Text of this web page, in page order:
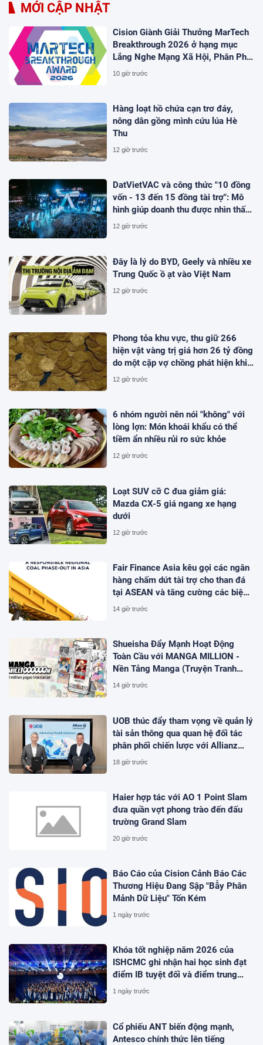
MỚI CẬP NHẬT
Cision Giành Giải Thưởng MarTech
Breakthrough 2026 ở hạng mục
Lắng Nghe Mạng Xã Hội, Phân Phối
Thông Cáo Báo Chí và Tối Ưu Hóa
10 giờ trước
Hàng loạt hồ chứa cạn trơ đáy,
nông dân gồng mình cứu lúa Hè
Thu
12 giờ trước
DatVietVAC và công thức "10 đồng
vốn - 13 đến 15 đồng tài trợ": Mô
hình giúp doanh thu được nhìn thấy
ngay khi dự án bắt đầu
12 giờ trước
Đây là lý do BYD, Geely và nhiều xe
Trung Quốc ồ ạt vào Việt Nam
12 giờ trước
Phong tỏa khu vực, thu giữ 266
hiện vật vàng trị giá hơn 26 tỷ đồng
do một cặp vợ chồng phát hiện khi
thay sàn nhà
12 giờ trước
6 nhóm người nên nói "không" với
lòng lợn: Món khoái khẩu có thể
tiềm ẩn nhiều rủi ro sức khỏe
12 giờ trước
Loạt SUV cỡ C đua giảm giá:
Mazda CX-5 giá ngang xe hạng
dưới
12 giờ trước
Fair Finance Asia kêu gọi các ngân
hàng chấm dứt tài trợ cho than đá
tại ASEAN và tăng cường các biện
pháp bảo vệ xã hội
14 giờ trước
Shueisha Đẩy Mạnh Hoạt Động
Toàn Cầu với MANGA MILLION -
Nền Tảng Manga (Truyện Tranh
Nhật Bản) Hỗ Trợ 100 Ngôn Ngữ
14 giờ trước
UOB thúc đẩy tham vọng về quản lý
tài sản thông qua quan hệ đối tác
phân phối chiến lược với Allianz
Global Investors
18 giờ trước
Haier hợp tác với AO 1 Point Slam
đưa quần vợt phong trào đến đấu
trường Grand Slam
20 giờ trước
Báo Cáo của Cision Cảnh Báo Các
Thương Hiệu Đang Sập "Bẫy Phân
Mảnh Dữ Liệu" Tốn Kém
1 ngày trước
Khóa tốt nghiệp năm 2026 của
ISHCMC ghi nhận hai học sinh đạt
điểm IB tuyệt đối và điểm trung
bình toàn khóa đạt 34,5
1 ngày trước
Cổ phiếu ANT biến động mạnh,
Antesco chính thức lên tiếng